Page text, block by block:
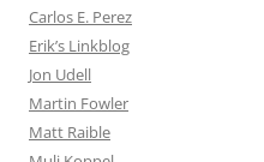
Carlos E. Perez
Erik’s Linkblog
Jon Udell
Martin Fowler
Matt Raible